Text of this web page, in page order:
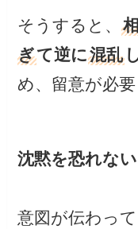
そうすると、
ぎて逆に混乱
め、留意が必
沈黙を恐れない
意図が伝わっ